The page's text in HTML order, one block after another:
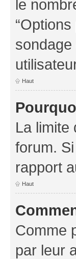
le
sondage
Haut
La limite
forum.
rapport
Haut
Comme
par leur